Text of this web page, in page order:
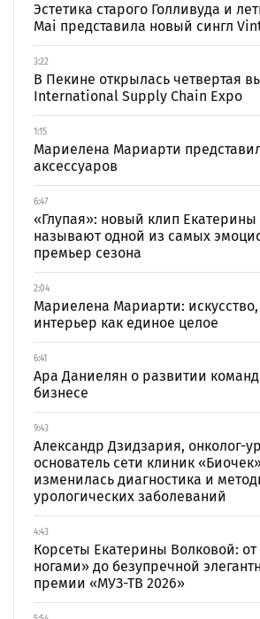
Эстетика старого Голливуда и
Mai представила новый сингл
3:22
В Пекине открылась четвертая
International Supply Chain Expo
1:15
Мариелена Мариарти
аксессуаров
6:47
«Глупая»: новый клип
называют одной из самых
премьер сезона
2:04
Мариелена Мариарти: искусство,
интерьер как единое целое
6:41
Ара Даниелян о развитии
бизнесе
9:43
Александр Дзидзария, онколог-
основатель сети клиник
изменилась диагностика и
урологических заболеваний
4:43
Корсеты Екатерины Волковой:
ногами» до безупречной
премии «МУЗ-ТВ 2026»